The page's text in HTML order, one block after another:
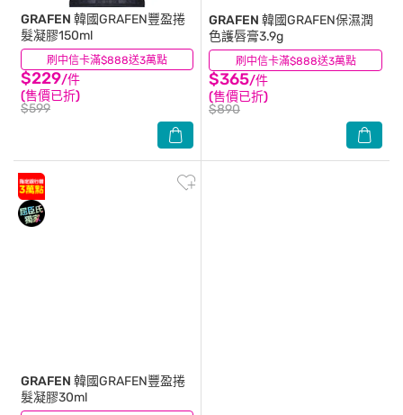
刷中信卡滿$888送3萬點
GRAFEN 韓國GRAFEN豐盈捲
髮凝膠150ml
$229/件
(售價已折)
$599
(4) 刷中信卡滿$888送3萬點
GRAFEN 韓國GRAFEN保濕潤
色護唇膏3.9g
$365/件
(售價已折)
$890
(3)
GRAFEN 韓國GRAFEN豐盈捲
髮凝膠30ml